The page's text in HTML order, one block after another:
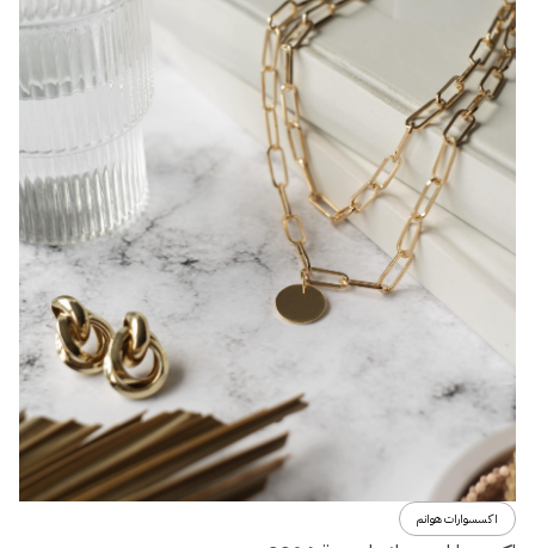
اكسسوارات هوانم